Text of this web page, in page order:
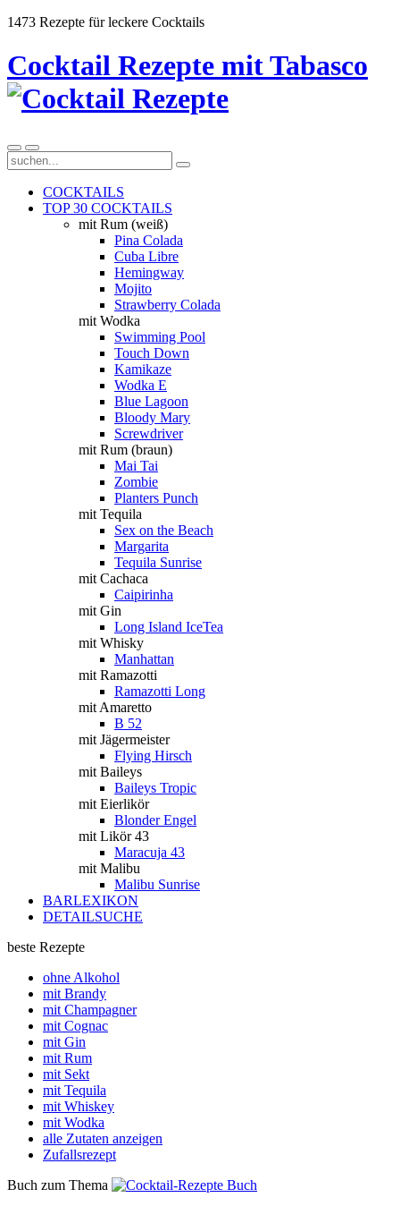
1473 Rezepte für leckere Cocktails
Cocktail Rezepte mit Tabasco
COCKTAILS
TOP 30 COCKTAILS
mit Rum (weiß)
Pina Colada
Cuba Libre
Hemingway
Mojito
Strawberry Colada
mit Wodka
Swimming Pool
Touch Down
Kamikaze
Wodka E
Blue Lagoon
Bloody Mary
Screwdriver
mit Rum (braun)
Mai Tai
Zombie
Planters Punch
mit Tequila
Sex on the Beach
Margarita
Tequila Sunrise
mit Cachaca
Caipirinha
mit Gin
Long Island IceTea
mit Whisky
Manhattan
mit Ramazotti
Ramazotti Long
mit Amaretto
B 52
mit Jägermeister
Flying Hirsch
mit Baileys
Baileys Tropic
mit Eierlikör
Blonder Engel
mit Likör 43
Maracuja 43
mit Malibu
Malibu Sunrise
BARLEXIKON
DETAILSUCHE
beste Rezepte
ohne Alkohol
mit Brandy
mit Champagner
mit Cognac
mit Gin
mit Rum
mit Sekt
mit Tequila
mit Whiskey
mit Wodka
alle Zutaten anzeigen
Zufallsrezept
Buch zum Thema